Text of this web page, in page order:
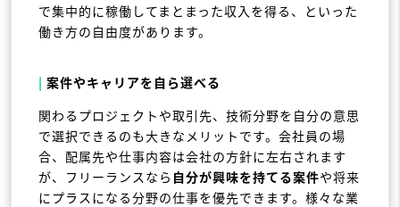
で集中的に稼働してまとまった収入を得る、といった
働き方の自由度があります。
| 案件やキャリアを自ら選べる
関わるプロジェクトや取引先、技術分野を自分の意思
で選択できるのも大きなメリットです。会社員の場
合、配属先や仕事内容は会社の方針に左右されます
が、フリーランスなら 自分が興味を持てる案件や将来
にプラスになる分野の仕事を優先できます。様々な業